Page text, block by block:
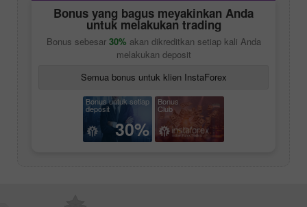
Bonus yang bagus meyakinkan Anda
untuk melakukan trading
Bonus sebesar 30% akan dikreditkan setiap kali Anda
melakukan deposit
Semua bonus untuk klien InstaForex
Bonus untuk setiap
deposit
30%
Bonus
Club